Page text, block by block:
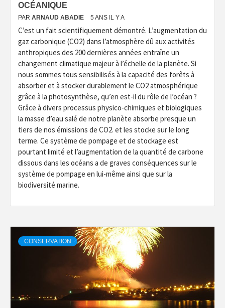
OCÉANIQUE
PAR ARNAUD ABADIE 5 ANS IL Y A
C’est un fait scientifiquement démontré. L’augmentation du
gaz carbonique (CO2) dans l’atmosphère dû aux activités
anthropiques des 200 dernières années entraîne un
changement climatique majeur à l’échelle de la planète. Si
nous sommes tous sensibilisés à la capacité des forêts à
absorber et à stocker durablement le CO2 atmosphérique
grâce à la photosynthèse, qu’en est-il du rôle de l’océan ?
Grâce à divers processus physico-chimiques et biologiques
la masse d’eau salé de notre planète absorbe presque un
tiers de nos émissions de CO2. et les stocke sur le long
terme. Ce système de pompage et de stockage est
pourtant limité et l’augmentation de la quantité de carbone
dissous dans les océans a de graves conséquences sur le
système de pompage en lui-même ainsi que sur la
biodiversité marine.
CONSERVATION